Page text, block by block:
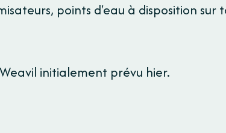
points d'eau à disposition sur
initialement prévu hier.